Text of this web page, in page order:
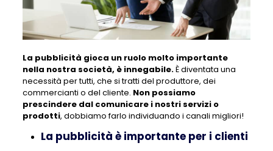
La pubblicità gioca un ruolo molto importante
nella nostra società, è innegabile.È diventata una
necessità per tutti, che si tratti del produttore, dei
commercianti o del cliente. Non possiamo
prescindere dal comunicare i nostri servizi o
prodotti, dobbiamo farlo individuando i canali migliori!
La pubblicità è importante per i clienti